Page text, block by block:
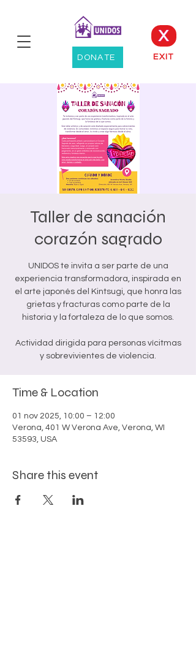
DONATE EXIT
X
Taller de sanación
corazón sagrado
UNIDOS te invita a ser parte de una
experiencia transformadora, inspirada en
el arte japonés del Kintsugi, que honra las
grietas y fracturas como parte de la
historia y la fortaleza de lo que somos.
Actividad dirigida para personas vícitmas
Time & Location
01 nov 2025, 10:00 – 12:00
Verona, 401 W Verona Ave, Verona, WI
53593, USA
Share this event